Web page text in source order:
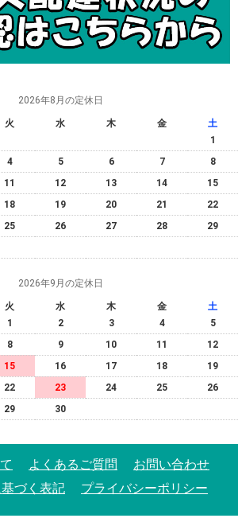
2026年8月の定休日
火 水 木 金
土
1
4 5 6 7
8
11 12 13 14
15
18 19 20 21
22
25 26 27 28
29
2026年9月の定休日
火 水 木 金
土
1
2 3 4
5
8 9 10 11
12
15 16 17 18
19
22 23 24 25
26
29 30
よくあるご質問
お問い合わせ
づく表記
プライバシーポリシー